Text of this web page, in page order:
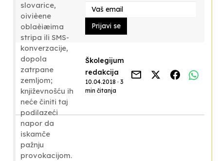
slovarice,
oivièene
oblaèiæima
stripa ili SMS-
konverzacije,
dopola
zatrpane
zemljom;
književnošću ih
neće činiti taj
podilazeći
napor da
iskamče
pažnju
provokacijom.
Prijavi se
Školegijum
redakcija
10.04.2018 · 3
min čitanja